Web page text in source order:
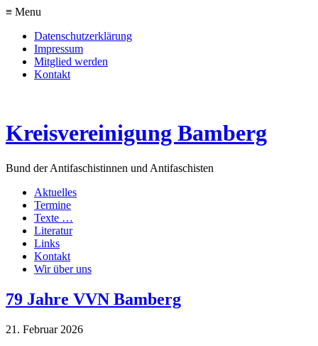
≡ Menu
Datenschutzerklärung
Impressum
Mitglied werden
Kontakt
Kreisvereinigung Bamberg
Bund der Antifaschistinnen und Antifaschisten
Aktuelles
Termine
Texte …
Literatur
Links
Kontakt
Wir über uns
79 Jahre VVN Bamberg
21. Februar 2026